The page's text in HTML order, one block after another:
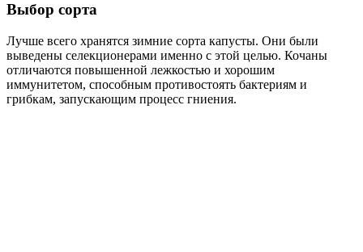
Выбор сорта
Лучше всего хранятся зимние сорта капусты. Они были
выведены селекционерами именно с этой целью. Кочаны
отличаются повышенной лежкостью и хорошим
иммунитетом, способным противостоять бактериям и
грибкам, запускающим процесс гниения.